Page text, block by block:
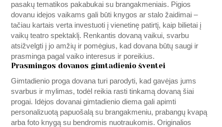
pasakų tematikos pakabukai su brangakmeniais. Pigios
dovanu idejos vaikams gali būti knygos ar stalo žaidimai –
tačiau kartais verta investuoti į vienetinę patirtį, kaip bilietai į
vaikų teatro spektaklį. Renkantis dovaną vaikui, svarbu
atsižvelgti į jo amžių ir pomėgius, kad dovana būtų saugi ir
prasminga pagal vaiko interesus ir poreikius.
Prasmingos dovanos gimtadienio šventei
Gimtadienio proga dovana turi parodyti, kad gavėjas jums
svarbus ir mylimas, todėl reikia rasti tinkamą dovaną šiai
progai. Idėjos dovanai gimtadienio diema gali apimti
personalizuotą papuošalą su brangakmeniu, prabangų kvapą
arba foto knygą su bendromis nuotraukomis. Originalios